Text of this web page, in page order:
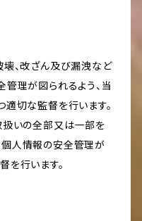
壊、改ざん及び漏洩など
管理が図られるよう、当
適切な監督を行います。
扱いの全部又は一部を
個人情報の安全管理が
を行います。